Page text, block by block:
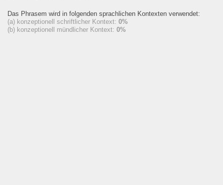
Das Phrasem wird in folgenden sprachlichen Kontexten verwendet:
(a) konzeptionell schriftlicher Kontext: 0%
(b) konzeptionell mündlicher Kontext: 0%